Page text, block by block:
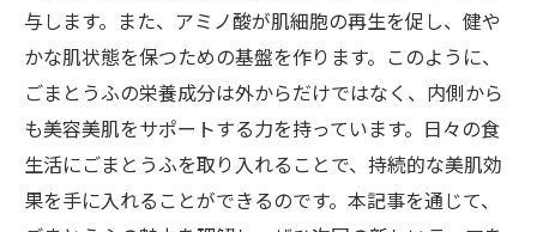
与します。また、アミノ酸が肌細胞の再生を促し、健や
かな肌状態を保つための基盤を作ります。このように、
ごまとうふの栄養成分は外からだけではなく、内側から
も美容美肌をサポートする力を持っています。日々の食
生活にごまとうふを取り入れることで、持続的な美肌効
果を手に入れることができるのです。本記事を通じて、